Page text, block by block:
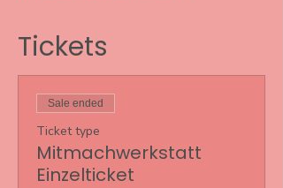
Tickets
Sale ended
Ticket type
Mitmachwerkstatt
Einzelticket